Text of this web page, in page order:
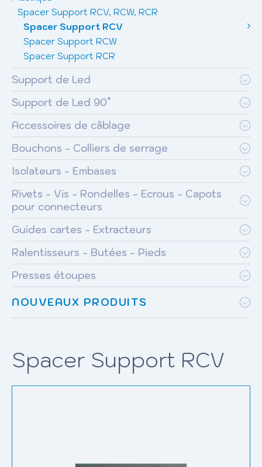
Spacer Support RCV, RCW, RCR
Spacer Support RCV
Spacer Support RCW
Spacer Support RCR
Support de Led
Support de Led 90°
Accessoires de câblage
Bouchons - Colliers de serrage
Isolateurs - Embases
Rivets - Vis - Rondelles - Ecrous - Capots
pour connecteurs
Guides cartes - Extracteurs
Ralentisseurs - Butées - Pieds
Presses étoupes
NOUVEAUX PRODUITS
Spacer Support RCV